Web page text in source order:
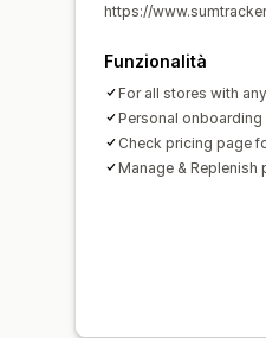
https://
Funzionalità
For all stores with
Personal onboarding
Check pricing page
Manage & Replenish